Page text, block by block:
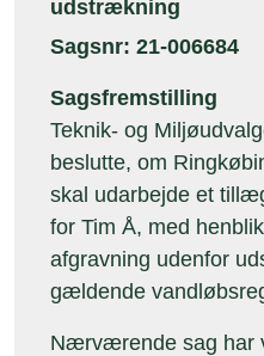
udstrækning
Sagsnr: 21-006684
Sagsfremstilling
Teknik- og
beslutte, om
skal udarbejde et
for Tim Å, med
afgravning udenfor
gældende
Nærværende sag har